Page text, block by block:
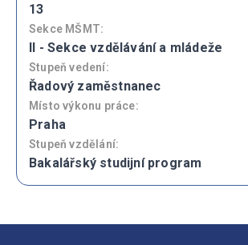
13
Sekce MŠMT:
II - Sekce vzdělávání a mládeže
Stupeň vedení:
Řadový zaměstnanec
Místo výkonu práce:
Praha
Stupeň vzdělání:
Bakalářský studijní program